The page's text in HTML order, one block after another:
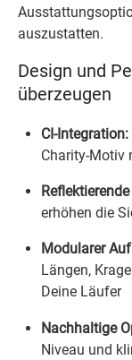
auszustatten.
Design und
überzeugen
CI-Integration:
Charity-Motiv
erhöhen die
Modularer
Längen,
Deine Läufer
Nachhaltige
Niveau und